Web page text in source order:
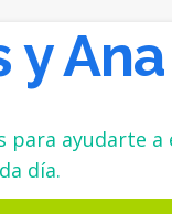
y Ana
para ayudarte
día.